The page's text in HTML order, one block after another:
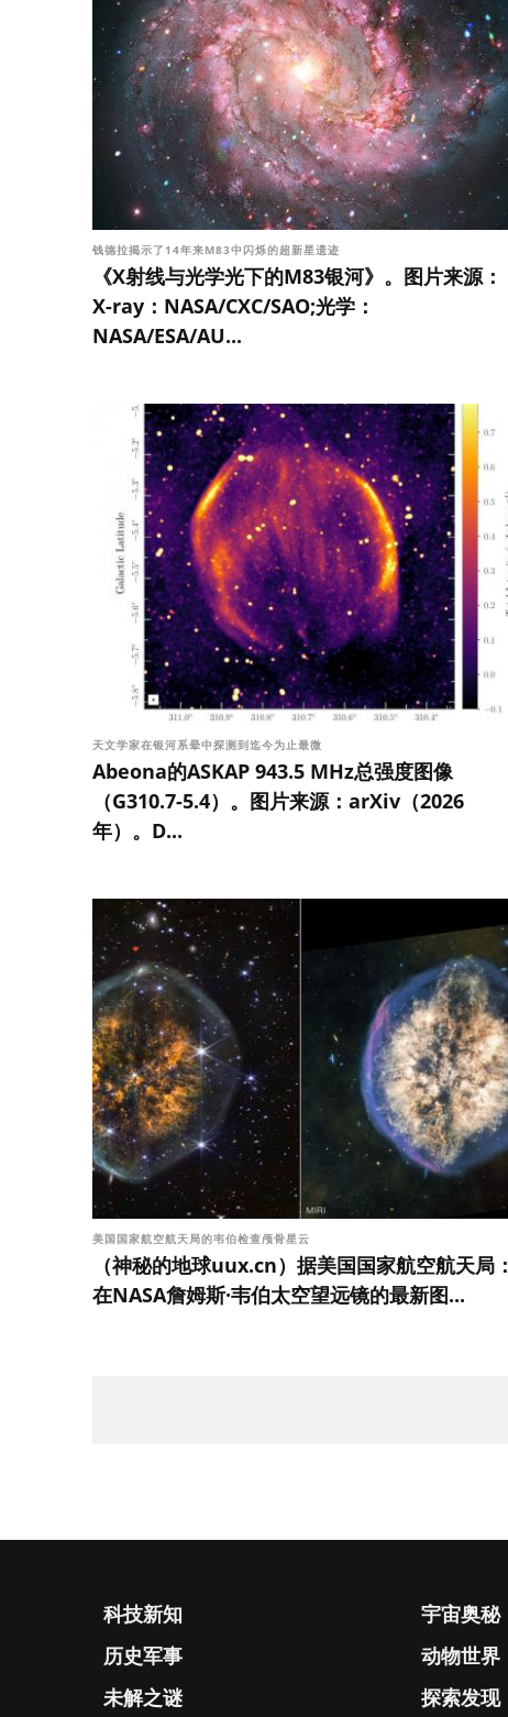
钱德拉揭示了14年来M83中闪烁的超新星遗迹
《X射线与光学光下的M83银河》。图片来源：
X-ray：NASA/CXC/SAO;光学：
NASA/ESA/AU...
天文学家在银河系晕中探测到迄今为止最微
Abeona的ASKAP 943.5 MHz总强度图像
（G310.7-5.4）。图片来源：arXiv（2026
年）。D...
美国国家航空航天局的韦伯检查颅骨星云
（神秘的地球uux.cn）据美国国家航空航天局：
在NASA詹姆斯·韦伯太空望远镜的最新图...
科技新知 宇宙奥秘
历史军事
动物世界
未解之谜
探索发现